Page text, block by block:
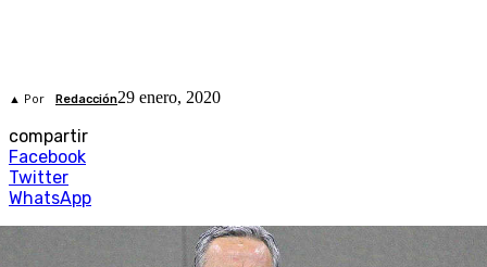
▲ Por Redacción29 enero, 2020
compartir
Facebook
Twitter
WhatsApp